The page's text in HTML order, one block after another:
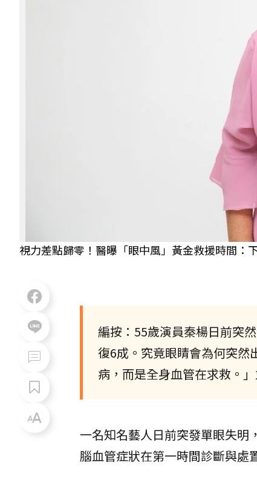
視力差點歸零！醫曝「眼中風」黃金救援時間
編按：55歲演員秦楊日前突
復6成。究竟眼睛會為何突然
病，而是全身血管在求救。
一名知名藝人日前突發單眼失明
腦血管症狀在第一時間診斷與處